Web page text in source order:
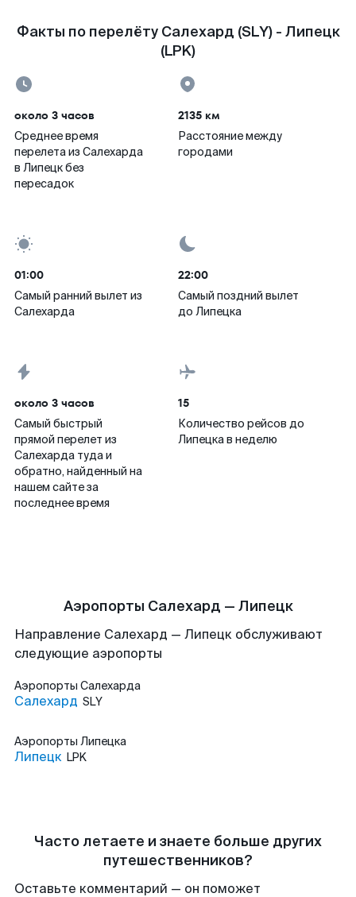
Факты по перелёту Салехард (SLY) - Липецк
(LPK)
около 3 часов
Среднее время
перелета из Салехарда
в Липецк без
пересадок
2135 км
Расстояние между
городами
01:00
Самый ранний вылет из
Салехарда
22:00
Самый поздний вылет
до Липецка
около 3 часов
Самый быстрый
прямой перелет из
Салехарда туда и
обратно, найденный на
нашем сайте за
последнее время
15
Количество рейсов до
Липецка в неделю
Аэропорты Салехард — Липецк
Направление Салехард — Липецк обслуживают
следующие аэропорты
Аэропорты Салехарда
Салехард SLY
Аэропорты Липецка
Липецк LPK
Часто летаете и знаете больше других
путешественников?
Оставьте комментарий — он поможет